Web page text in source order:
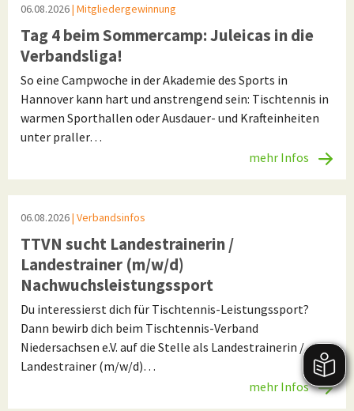
06.08.2026| Mitgliedergewinnung
Tag 4 beim Sommercamp: Juleicas in die
Verbandsliga!
So eine Campwoche in der Akademie des Sports in
Hannover kann hart und anstrengend sein: Tischtennis in
warmen Sporthallen oder Ausdauer- und Krafteinheiten
unter praller…
mehr Infos
06.08.2026| Verbandsinfos
TTVN sucht Landestrainerin /
Landestrainer (m/w/d)
Nachwuchsleistungssport
Du interessierst dich für Tischtennis-Leistungssport?
Dann bewirb dich beim Tischtennis-Verband
Niedersachsen e.V. auf die Stelle als Landestrainerin /
Landestrainer (m/w/d)…
mehr Infos